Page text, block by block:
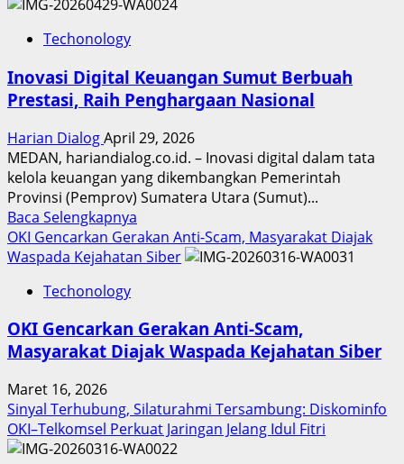
Techonology
Inovasi Digital Keuangan Sumut Berbuah
Prestasi, Raih Penghargaan Nasional
Harian DialogApril 29, 2026
MEDAN, hariandialog.co.id. – Inovasi digital dalam tata
kelola keuangan yang dikembangkan Pemerintah
Provinsi (Pemprov) Sumatera Utara (Sumut)...
Baca Selengkapnya
more
about
Sumut
Berbuah
Penghargaan
Nasional
OKI Gencarkan Gerakan Anti-Scam, Masyarakat Diajak
Waspada Kejahatan Siber
Techonology
OKI Gencarkan Gerakan Anti-Scam,
Masyarakat Diajak Waspada Kejahatan Siber
Maret 16, 2026
Sinyal Terhubung, Silaturahmi Tersambung: Diskominfo
OKI–Telkomsel Perkuat Jaringan Jelang Idul Fitri